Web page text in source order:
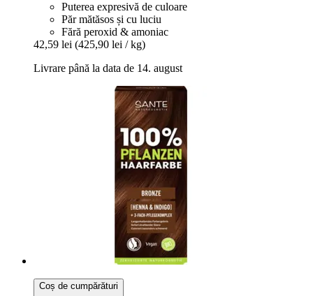
Puterea expresivă de culoare
Păr mătăsos și cu luciu
Fără peroxid & amoniac
42,59 lei (425,90 lei / kg)
Livrare până la data de 14. august
Coș de cumpărături